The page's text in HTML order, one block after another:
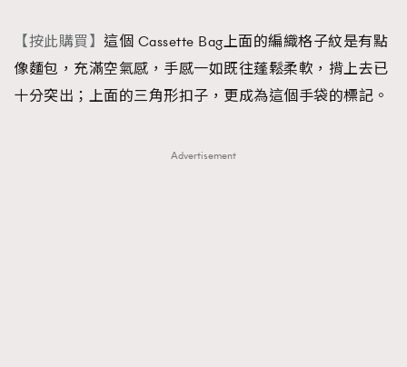
【按此購買】 這個 Cassette Bag上面的編織格子紋是有點
像麵包，充滿空氣感，手感一如既往蓬鬆柔軟，揹上去已
十分突出；上面的三角形扣子，更成為這個手袋的標記。
Advertisement